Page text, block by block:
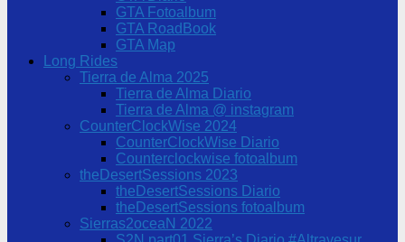
GTA Fotoalbum
GTA RoadBook
GTA Map
Long Rides
Tierra de Alma 2025
Tierra de Alma Diario
Tierra de Alma @ instagram
CounterClockWise 2024
CounterClockWise Diario
Counterclockwise fotoalbum
theDesertSessions 2023
theDesertSessions Diario
theDesertSessions fotoalbum
Sierras2oceaN 2022